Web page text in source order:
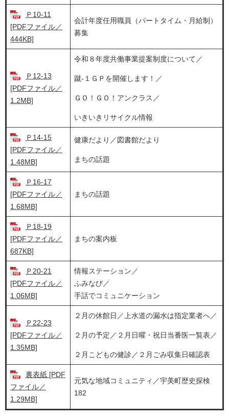
Ｐ10-11
[PDFファイル／
444KB]
​会計年度任用職員（パートタイム・月給制）
募集
Ｐ12-13
[PDFファイル／
1.2MB]
​令和８年度共働事業提案制度について／
蹴-１ＧＰを開催します！／
ＧＯ！ＧＯ！アンクラス／
いきいきリサイクル情報
Ｐ14-15
[PDFファイル／
1.48MB]
健康だより／図書館だより
まちの話題
Ｐ16-17
[PDFファイル／
1.68MB]
まちの話題
Ｐ18-19
[PDFファイル／
687KB]
まちの案内板
Ｐ20-21
[PDFファイル／
1.06MB]
情報ステーション／
​ふみなび／
手話でコミュニケーション
Ｐ22-23
[PDFファイル／
1.35MB]
２月の休館日／上水道の漏水は指定業者へ／
２月の予定／２月日曜・祝日当番医一覧表／
２月こどもの健診／２月ごみ収集日確認表
裏表紙 [PDF
ファイル／
1.29MB]
元気な地域コミュニティ／宇美町歴史探検
182